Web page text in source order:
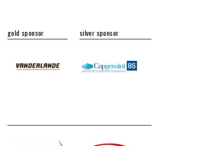
gold sponsor silver sponsor